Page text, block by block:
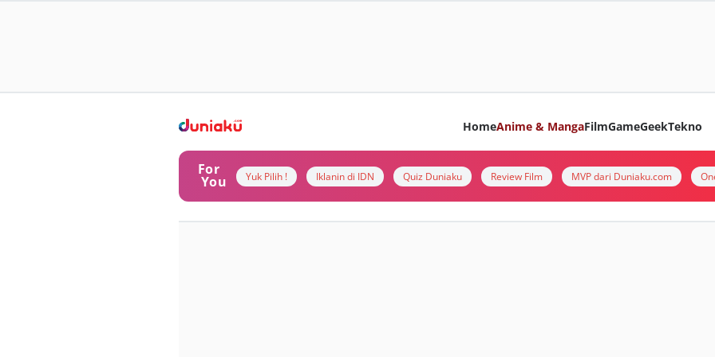
HomeAnime & MangaFilmGameGeekTekno
For
You Yuk Pilih ! Iklanin di IDN Quiz Duniaku Review Film MVP dari Duniaku.com